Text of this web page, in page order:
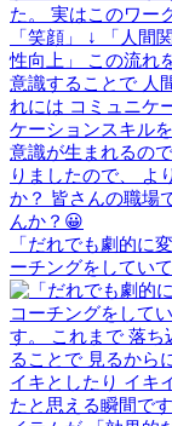
「だれでも劇的に
ーチングをしてい